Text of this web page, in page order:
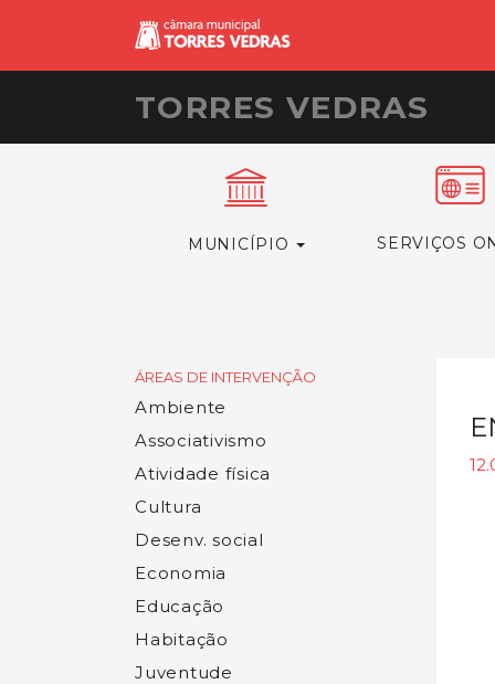
TORRES VEDRAS
MUNICÍPIO SERVIÇOS
ÁREAS DE INTERVENÇÃO
Ambiente
Associativismo
Atividade física
Cultura
Desenv. social
Economia
Educação
Habitação
Juventude